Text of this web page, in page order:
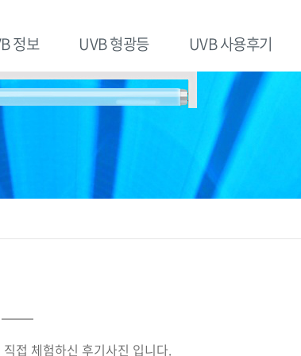
정보 UVB 형광등 UVB 사용후기
접 체험하신 후기사진 입니다.